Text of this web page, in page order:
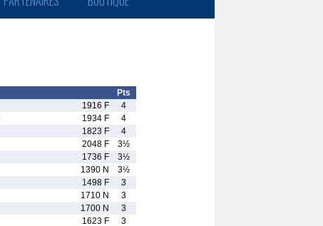
Pts
1916 F
4
1934 F
4
1823 F
4
2048 F
3½
1736 F
3½
1390 N
3½
1498 F
3
1710 N
3
1700 N
3
1623 F
3